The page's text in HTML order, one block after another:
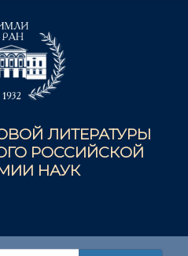
ЛИТЕРАТУРЫ
РОССИЙСКОЙ
НАУК